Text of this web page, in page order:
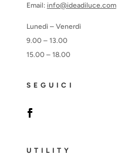
Email: info@ideadiluce.com
Lunedì – Venerdì
9.00 – 13.00
15.00 – 18.00
SEGUICI
UTILITY